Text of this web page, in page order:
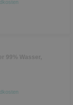
99% Wasser,